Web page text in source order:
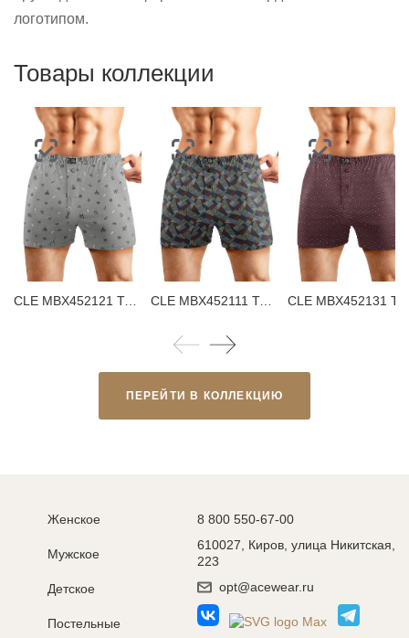
логотипом.
Товары коллекции
CLE MBX452121 Трусы мужские боксеры CLE MBX452111 Трусы мужские боксеры
ПЕРЕЙТИ В КОЛЛЕКЦИЮ
Женское
Мужское
Детское
Постельные
8 800 550-67-00
610027, Киров, улица Никитская,
223
opt@acewear.ru